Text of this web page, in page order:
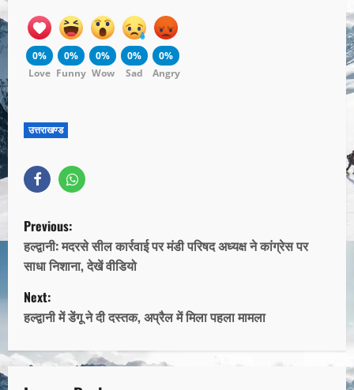
0%
Love
0%
Funny
0%
Wow
0%
Sad
0%
Angry
उत्तराखण्ड
Previous:
हल्द्वानी: मदरसे सील कार्रवाई पर मंडी परिषद अध्यक्ष ने कांग्रेस पर
साधा निशाना, देखें वीडियो
Next:
हल्द्वानी में डेंगू ने दी दस्तक, अप्रैल में मिला पहला मामला